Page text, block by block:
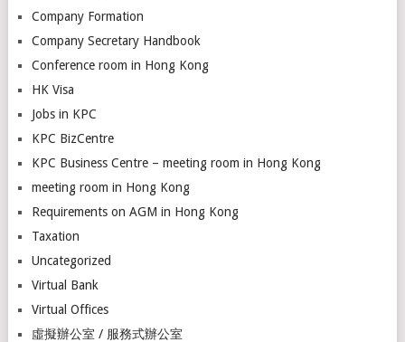
Company Formation
Company Secretary Handbook
Conference room in Hong Kong
HK Visa
Jobs in KPC
KPC BizCentre
KPC Business Centre – meeting room in Hong Kong
meeting room in Hong Kong
Requirements on AGM in Hong Kong
Taxation
Uncategorized
Virtual Bank
Virtual Offices
虛擬辦公室 / 服務式辦公室